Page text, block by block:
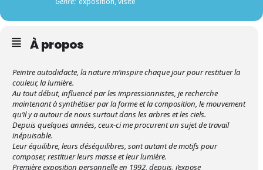
À propos
Peintre autodidacte, la nature m’inspire chaque jour pour restituer la
couleur, la lumière.
Au tout début, influencé par les impressionnistes, je recherche
maintenant à synthétiser par la forme et la composition, le mouvement
qu’il y a autour de nous surtout dans les arbres et les ciels.
Depuis quelques années, ceux-ci me procurent un sujet de travail
inépuisable.
Leur équilibre, leurs déséquilibres, sont autant de motifs pour
composer, restituer leurs masse et leur lumière.
Première exposition personnelle en 1992, depuis, j’expose